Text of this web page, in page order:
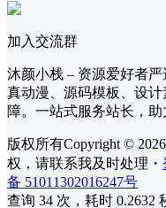
加入交流群
沐颜小栈 – 资源爱好者
真动漫、源码模板、设
障。一站式服务站长，助
版权所有Copyright © 2026
权，请联系我及时处理 ・
备 51011302016247号
查询 34 次，耗时 0.2632